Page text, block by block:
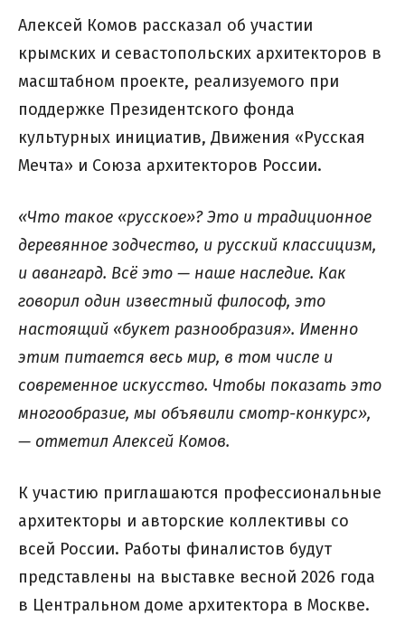
Алексей Комов рассказал об участии
крымских и севастопольских архитекторов в
масштабном проекте, реализуемого при
поддержке Президентского фонда
культурных инициатив, Движения «Русская
Мечта» и Союза архитекторов России.
«Что такое «русское»? Это и традиционное
деревянное зодчество, и русский классицизм,
и авангард. Всё это — наше наследие. Как
говорил один известный философ, это
настоящий «букет разнообразия». Именно
этим питается весь мир, в том числе и
современное искусство. Чтобы показать это
многообразие, мы объявили смотр-конкурс»,
— отметил Алексей Комов.
К участию приглашаются профессиональные
архитекторы и авторские коллективы со
всей России. Работы финалистов будут
представлены на выставке весной 2026 года
в Центральном доме архитектора в Москве.